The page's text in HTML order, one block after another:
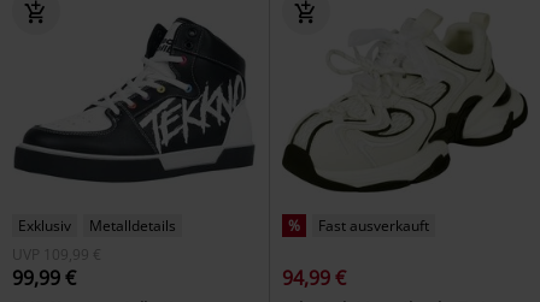
Exklusiv
Metalldetails
UVP
109,99 €
99,99 €
% Fast ausverkauft
94,99 €